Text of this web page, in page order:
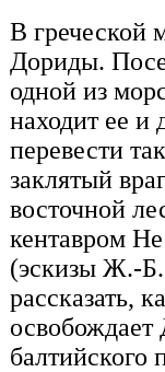
В греческой
Дориды.
одной из
находит ее и
перевести
заклятый
восточной
кентавром
(эскизы Ж.-Б.
рассказать,
балтийского